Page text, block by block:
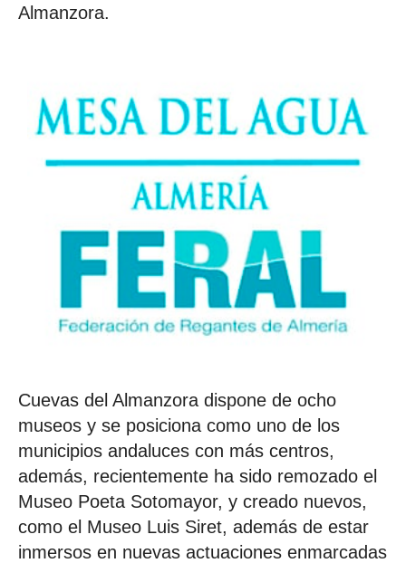
Almanzora.
Cuevas del Almanzora dispone de ocho
museos y se posiciona como uno de los
municipios andaluces con más centros,
además, recientemente ha sido remozado el
Museo Poeta Sotomayor, y creado nuevos,
como el Museo Luis Siret, además de estar
inmersos en nuevas actuaciones enmarcadas